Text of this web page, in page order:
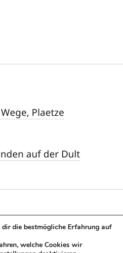
Plaetze
auf der Dult
die bestmögliche Erfahrung auf
welche Cookies wir